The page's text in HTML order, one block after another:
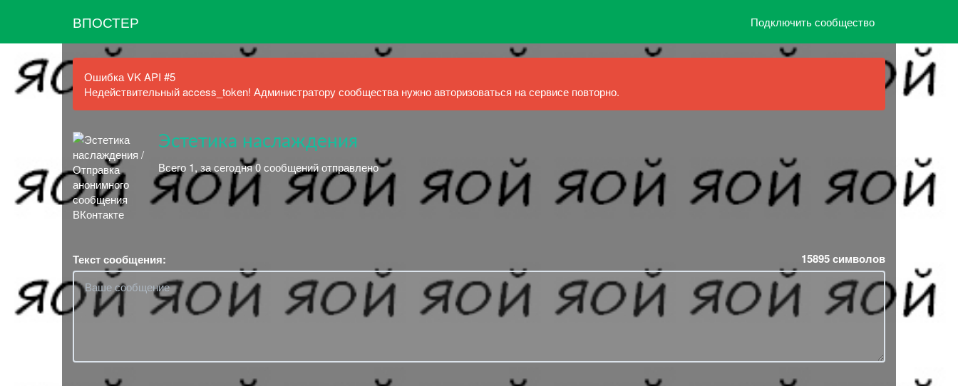
ВПОСТЕР Подключить сообщество
Ошибка VK API #5
Недействительный access_token! Администратору сообщества нужно авторизоваться на сервисе повторно.
Эстетика наслаждения
Всего 1, за сегодня 0 сообщений отправлено
Текст сообщения: 15895символов